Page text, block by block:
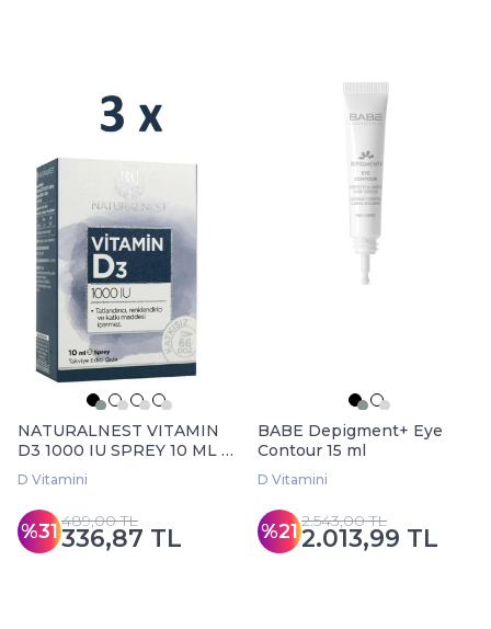
NATURALNEST VITAMIN
D3 1000 IU SPREY 10 ML 3
AL 2 ÖDE
D Vitamini
%31336,87 TL
489,00 TL
BABE Depigment+ Eye
Contour 15 ml
D Vitamini
%212.013,99 TL
2.543,00 TL